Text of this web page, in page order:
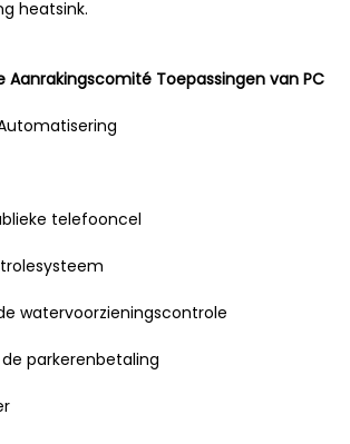
heatsink.
Aanrakingscomité Toepassingen van PC
telefooncel
watervoorzieningscontrole
parkerenbetaling